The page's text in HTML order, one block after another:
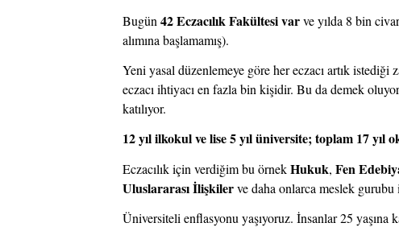
Bugün 42 Eczacılık Fakültesi var ve yılda 8 bin
alımına başlamamış).
Yeni yasal düzenlemeye göre her eczacı artık
eczacı ihtiyacı en fazla bin kişidir. Bu da demek
katılıyor.
12 yıl ilkokul ve lise 5 yıl üniversite; toplam 17 yıl
Eczacılık için verdiğim bu örnek Hukuk, Fen
Uluslararası İlişkiler ve daha onlarca meslek
Üniversiteli enflasyonu yaşıyoruz. İnsanlar 25 yaşına